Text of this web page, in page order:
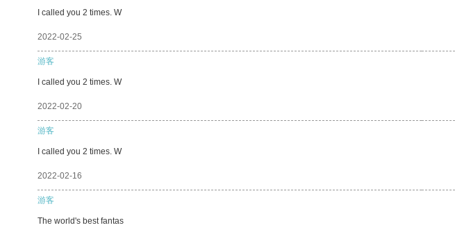
I called you 2 times. W
2022-02-25
游客
I called you 2 times. W
2022-02-20
游客
I called you 2 times. W
2022-02-16
游客
The world's best fantas